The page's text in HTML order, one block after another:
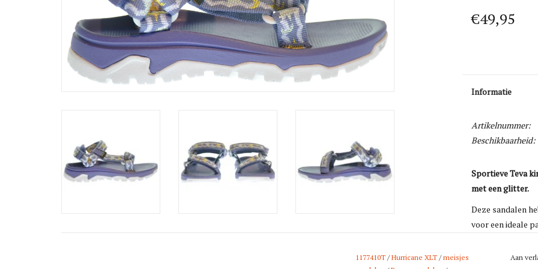
€49,95
Informatie
Artikelnummer:
Beschikbaarheid:
Sportieve Teva
met een glitter.
Deze sandalen
voor een ideale
Teva
1177410T /Hurricane XLT /meisjes
Aan